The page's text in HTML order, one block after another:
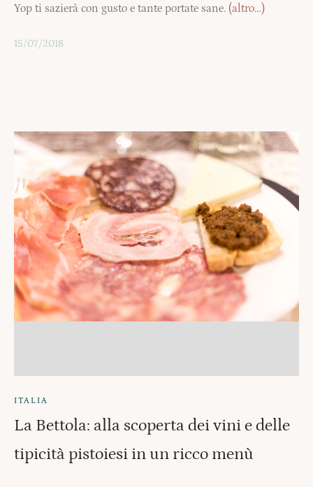
Yop ti sazierà con gusto e tante portate sane. (altro…)
15/07/2018
ITALIA
La Bettola: alla scoperta dei vini e delle
tipicità pistoiesi in un ricco menù